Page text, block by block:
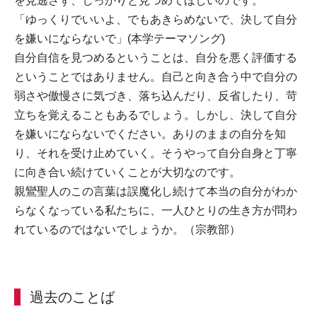
「ゆっくりでいいよ、でもあきらめないで、決して自分
を嫌いにならないで」(本学テーマソング)
自分自信を見つめるということは、自分を悪く評価する
ということではありません。自己と向き合う中で自分の
弱さや傲慢さに気づき、落ち込んだり、反省したり、苛
立ちを覚えることもあるでしょう。しかし、決して自分
を嫌いにならないでください。ありのままの自分を知
り、それを受け止めていく。そうやって自分自身と丁寧
に向き合い続けていくことが大切なのです。
親鸞聖人のこの言葉は誤魔化し続けて本当の自分がわか
らなくなっている私たちに、一人ひとりの生き方が問わ
れているのではないでしょうか。（宗教部）
過去のことば